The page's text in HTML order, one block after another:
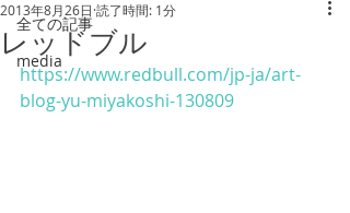
全ての記事
media
レッドブル
2013年8月26日 読了時間: 1分
https://www.redbull.com/jp-ja/art-
blog-yu-miyakoshi-130809